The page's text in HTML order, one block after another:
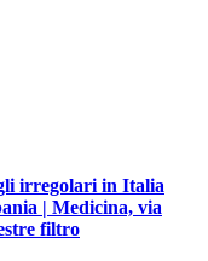
irregolari in Italia
| Medicina, via
filtro